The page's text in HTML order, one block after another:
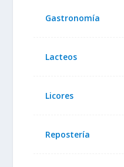
Gastronomía
Lacteos
Licores
Repostería